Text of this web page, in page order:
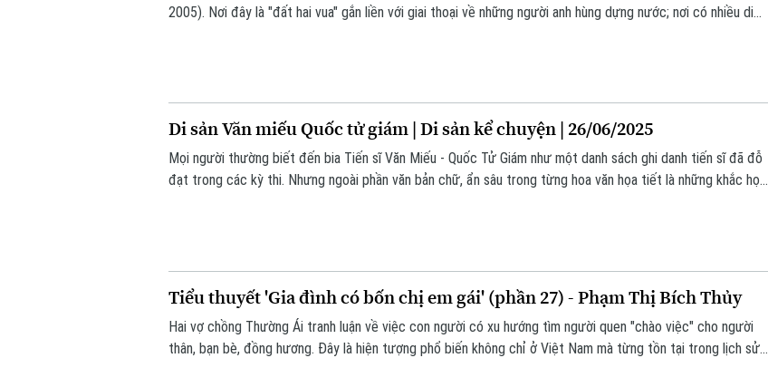
2005). Nơi đây là "đất hai vua" gắn liền với giai thoại về những người anh hùng dựng nước; nơi có nhiều di
Di sản Văn miếu Quốc tử giám | Di sản kể chuyện | 26/06/2025
Mọi người thường biết đến bia Tiến sĩ Văn Miếu - Quốc Tử Giám như một danh sách ghi danh tiến sĩ đã đỗ
đạt trong các kỳ thi. Nhưng ngoài phần văn bản chữ, ẩn sâu trong từng hoa văn họa tiết là những khắc họa
Tiểu thuyết 'Gia đình có bốn chị em gái' (phần 27) - Phạm Thị Bích Thủy
Hai vợ chồng Thường Ái tranh luận về việc con người có xu hướng tìm người quen "chào việc" cho người
thân, bạn bè, đồng hương. Đây là hiện tượng phổ biến không chỉ ở Việt Nam mà từng tồn tại trong lịch sử